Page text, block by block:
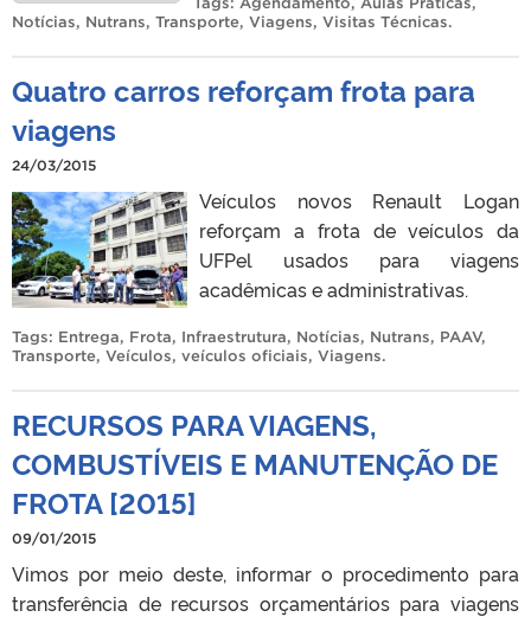
Notícias, Nutrans, Transporte, Viagens, Visitas Técnicas.
Quatro carros reforçam frota para
viagens
24/03/2015
Veículos novos Renault Logan
reforçam a frota de veículos da
UFPel usados para viagens
acadêmicas e administrativas.
Tags: Entrega, Frota, Infraestrutura, Notícias, Nutrans, PAAV,
Transporte, Veículos, veículos oficiais, Viagens.
RECURSOS PARA VIAGENS,
COMBUSTÍVEIS E MANUTENÇÃO DE
FROTA [2015]
09/01/2015
Vimos por meio deste, informar o procedimento para
transferência de recursos orçamentários para viagens